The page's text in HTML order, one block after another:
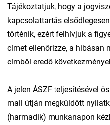
Tájékoztatjuk, hogy a
kapcsolattartás
történik, ezért felhívjuk a
címet ellenőrizze, a hibásan
címből eredő
A jelen ÁSZF teljesítésével
mail útján megküldött
(harmadik) munkanapon